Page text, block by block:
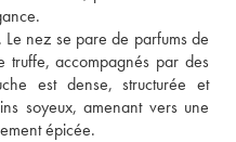
nez se pare de parfums de
truffe, accompagnés par des
est dense, structurée et
soyeux, amenant vers une
épicée.